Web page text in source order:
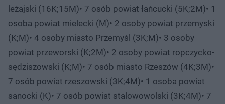
leżajski (16K;15M)• 7 osób powiat łańcucki (5K;2M)• 1
osoba powiat mielecki (M)• 2 osoby powiat przemyski
(K;M)• 4 osoby miasto Przemyśl (3K;M)• 3 osoby
powiat przeworski (K;2M)• 2 osoby powiat ropczycko-
sędziszowski (K;M)• 7 osób miasto Rzeszów (4K;3M)•
7 osób powiat rzeszowski (3K;4M)• 1 osoba powiat
sanocki (K)• 7 osób powiat stalowowolski (3K;4M)• 7